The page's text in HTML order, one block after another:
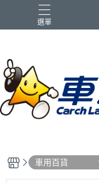
選單
車用百貨